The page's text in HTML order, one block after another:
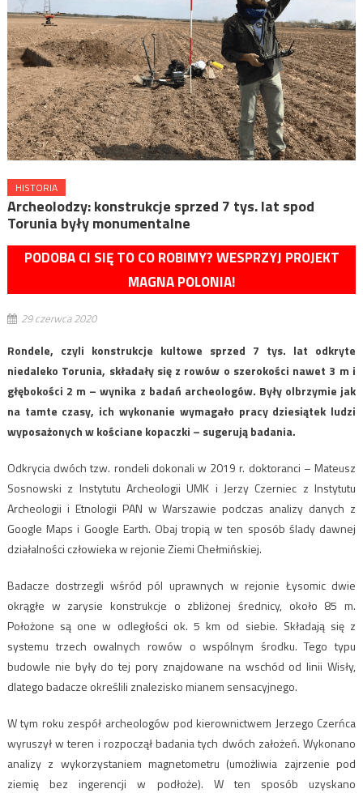
HISTORIA
Archeolodzy: konstrukcje sprzed 7 tys. lat spod
Torunia były monumentalne
PODOBA CI SIĘ TO CO ROBIMY? WESPRZYJ PROJEKT
MAGNA POLONIA!
29 czerwca 2020
Rondele, czyli konstrukcje kultowe sprzed 7 tys. lat odkryte
niedaleko Torunia, składały się z rowów o szerokości nawet 3 m i
głębokości 2 m – wynika z badań archeologów. Były olbrzymie jak
na tamte czasy, ich wykonanie wymagało pracy dziesiątek ludzi
wyposażonych w kościane kopaczki – sugerują badania.
Odkrycia dwóch tzw. rondeli dokonali w 2019 r. doktoranci – Mateusz
Sosnowski z Instytutu Archeologii UMK i Jerzy Czerniec z Instytutu
Archeologii i Etnologii PAN w Warszawie podczas analizy danych z
Google Maps i Google Earth. Obaj tropią w ten sposób ślady dawnej
działalności człowieka w rejonie Ziemi Chełmińskiej.
Badacze dostrzegli wśród pól uprawnych w rejonie Łysomic dwie
okrągłe w zarysie konstrukcje o zbliżonej średnicy, około 85 m.
Położone są one w odległości ok. 5 km od siebie. Składają się z
systemu trzech owalnych rowów o wspólnym środku. Tego typu
budowle nie były do tej pory znajdowane na wschód od linii Wisły,
dlatego badacze określili znalezisko mianem sensacyjnego.
W tym roku zespół archeologów pod kierownictwem Jerzego Czerńca
wyruszył w teren i rozpoczął badania tych dwóch założeń. Wykonano
analizy z wykorzystaniem magnetometru (umożliwia zajrzenie pod
ziemię bez ingerencji w podłoże). W ten sposób uzyskano